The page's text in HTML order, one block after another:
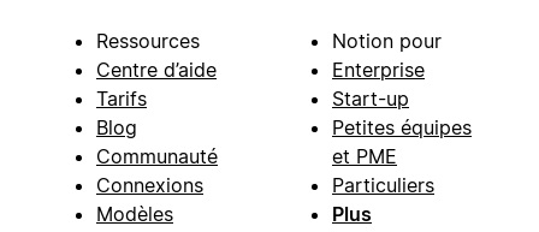
Ressources
Centre d’aide
Tarifs
Blog
Communauté
Connexions
Modèles
Notion pour
Enterprise
Start-up
Petites équipes
et PME
Particuliers
Plus